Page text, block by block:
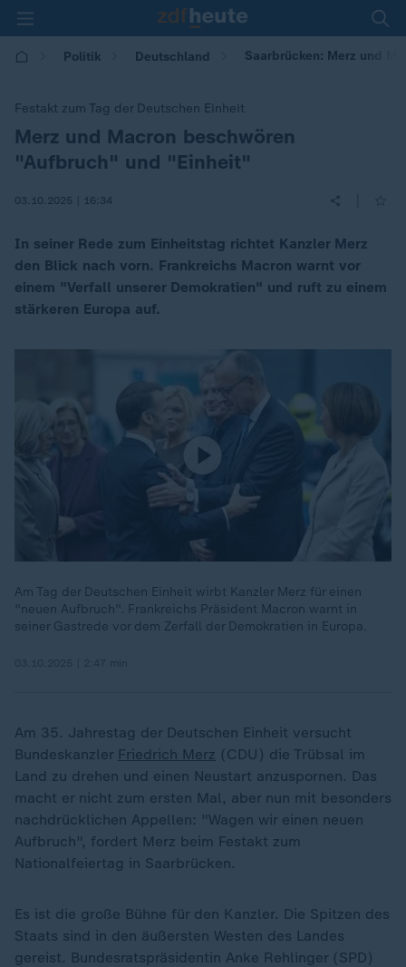
Politik Deutschland Saarbrücken: Merz und
Festakt zum Tag der Deutschen Einheit
:Merz und Macron beschwören
"Aufbruch" und "Einheit"
03.10.2025 | 16:34
In seiner Rede zum Einheitstag richtet Kanzler Merz
den Blick nach vorn. Frankreichs Macron warnt vor
einem "Verfall unserer Demokratien" und ruft zu einem
stärkeren Europa auf.
Am Tag der Deutschen Einheit wirbt Kanzler Merz für einen
"neuen Aufbruch". Frankreichs Präsident Macron warnt in
seiner Gastrede vor dem Zerfall der Demokratien in Europa.
Am 35. Jahrestag der Deutschen Einheit versucht
Bundeskanzler Friedrich Merz (CDU) die Trübsal im
Land zu drehen und einen Neustart anzuspornen. Das
macht er nicht zum ersten Mal, aber nun mit besonders
nachdrücklichen Appellen: "Wagen wir einen neuen
Aufbruch", fordert Merz beim Festakt zum
Nationalfeiertag in Saarbrücken.
Es ist die große Bühne für den Kanzler. Die Spitzen des
Staats sind in den äußersten Westen des Landes
gereist. Bundesratspräsidentin Anke Rehlinger (SPD)